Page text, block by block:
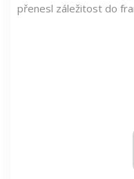
přenesl záležitost do